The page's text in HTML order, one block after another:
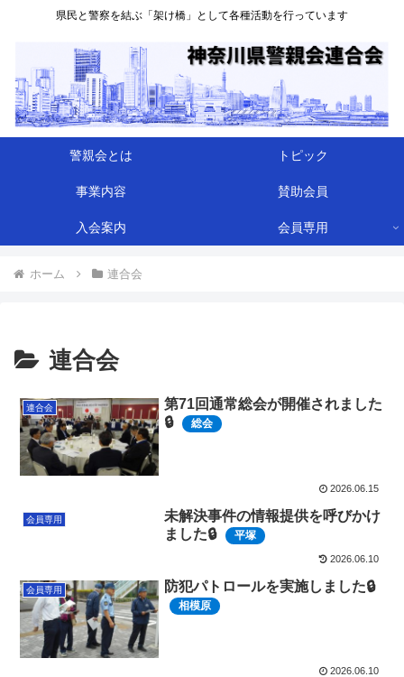
県民と警察を結ぶ「架け橋」として各種活動を行っています
警親会とは トピック
事業内容 賛助会員
入会案内 会員専用
ホーム 連合会
連合会
連合会
第71回通常総会が開催されました
🔒
総会
2026.06.15
会員専用
未解決事件の情報提供を呼びかけ
ました🔒
平塚
2026.06.10
会員専用 防犯パトロールを実施しました🔒
相模原
2026.06.10